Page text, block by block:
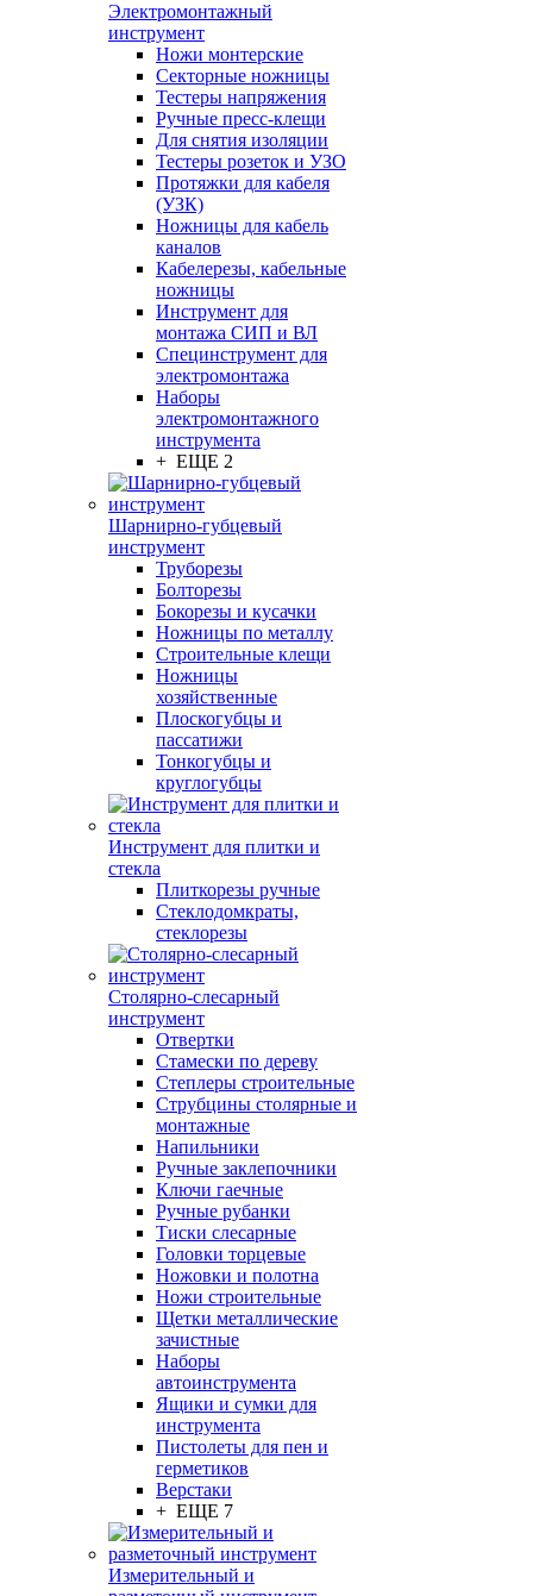
Электромонтажный
инструмент
Ножи монтерские
Секторные ножницы
Тестеры напряжения
Ручные пресс-клещи
Для снятия изоляции
Тестеры розеток и УЗО
Протяжки для кабеля
(УЗК)
Ножницы для кабель
каналов
Кабелерезы, кабельные
ножницы
Инструмент для
монтажа СИП и ВЛ
Специнструмент для
электромонтажа
Наборы
электромонтажного
инструмента
+ ЕЩЕ 2
Шарнирно-губцевый
инструмент
Труборезы
Болторезы
Бокорезы и кусачки
Ножницы по металлу
Строительные клещи
Ножницы
хозяйственные
Плоскогубцы и
пассатижи
Тонкогубцы и
круглогубцы
Инструмент для плитки и
стекла
Плиткорезы ручные
Стеклодомкраты,
стеклорезы
Столярно-слесарный
инструмент
Отвертки
Стамески по дереву
Степлеры строительные
Струбцины столярные и
монтажные
Напильники
Ручные заклепочники
Ключи гаечные
Ручные рубанки
Тиски слесарные
Головки торцевые
Ножовки и полотна
Ножи строительные
Щетки металлические
зачистные
Наборы
автоинструмента
Ящики и сумки для
инструмента
Пистолеты для пен и
герметиков
Верстаки
+ ЕЩЕ 7
Измерительный и